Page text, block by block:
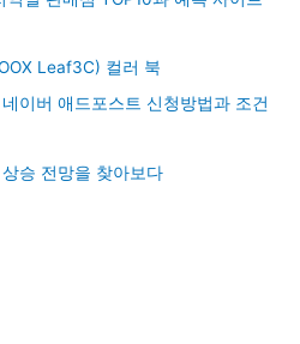
Leaf3C) 컬러 북
이버 애드포스트 신청방법과 조건
승 전망을 찾아보다